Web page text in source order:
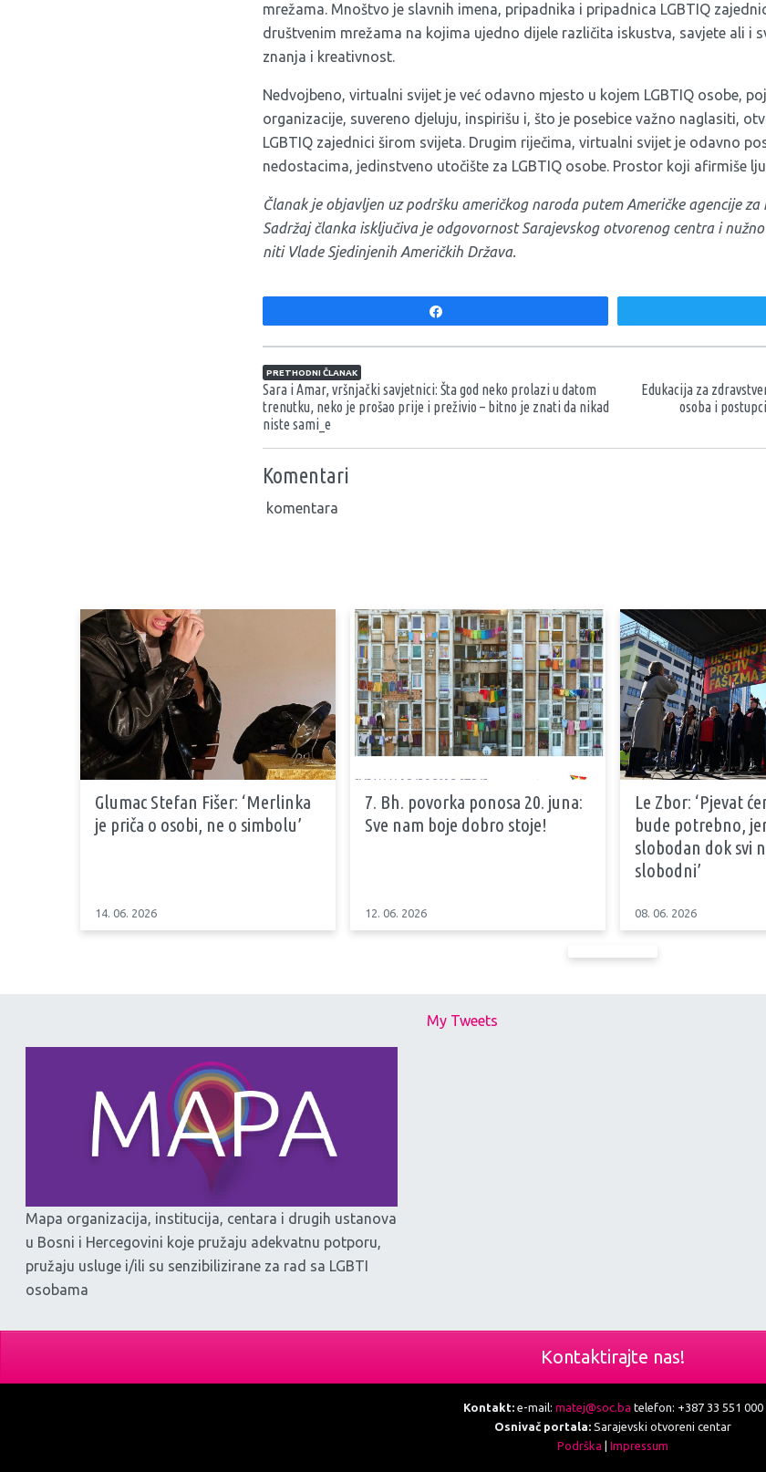
mrežama. Mnoštvo je slavnih imena, pripadnika i pripadnica LGBTIQ
društvenim mrežama na kojima ujedno dijele različita iskustva, savjete ali i
znanja i kreativnost.
Nedvojbeno, virtualni svijet je već odavno mjesto u kojem LGBTIQ osobe,
organizacije, suvereno djeluju, inspirišu i, što je posebice važno naglasiti,
LGBTIQ zajednici širom svijeta. Drugim riječima, virtualni svijet je odavno
nedostacima, jedinstveno utočište za LGBTIQ osobe. Prostor koji afirmiše
Članak je objavljen uz podršku američkog naroda putem Američke agencije za
Sadržaj članka isključiva je odgovornost Sarajevskog otvorenog centra i
niti Vlade Sjedinjenih Američkih Država.
Navigacija članaka
PRETHODNI ČLANAK
Sara i Amar, vršnjački savjetnici: Šta god neko prolazi u datom
trenutku, neko je prošao prije i preživio – bitno je znati da nikad
niste sami_e
Edukacija za
osoba i
Komentari
komentara
Glumac Stefan Fišer: ‘Merlinka
je priča o osobi, ne o simbolu’
14. 06. 2026
7. Bh. povorka ponosa 20. juna:
Sve nam boje dobro stoje!
12. 06. 2026
Le Zbor: ‘Pjevat
bude potrebno,
slobodan dok svi
slobodni’
08. 06. 2026
Mapa organizacija, institucija, centara i drugih ustanova
u Bosni i Hercegovini koje pružaju adekvatnu potporu,
pružaju usluge i/ili su senzibilizirane za rad sa LGBTI
osobama
My Tweets
Kontaktirajte nas!
Kontakt:e-mail: matej@soc.ba telefon: +387 33 551 000
Osnivač portala: Sarajevski otvoreni centar
Podrška
Impressum